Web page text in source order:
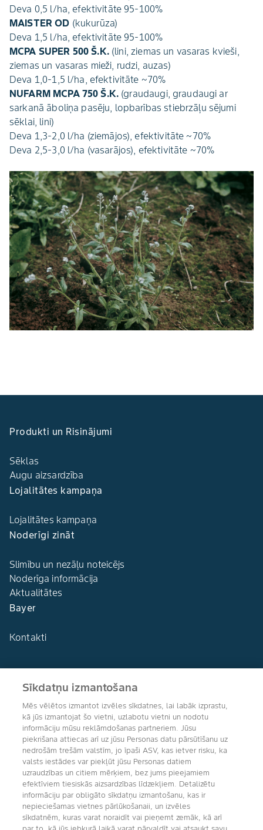
Deva 0,5 l/ha, efektivitāte 95-100%
MAISTER OD (kukurūza)
Deva 1,5 l/ha, efektivitāte 95-100%
MCPA SUPER 500 Š.K. (lini, ziemas un vasaras kvieši,
ziemas un vasaras mieži, rudzi, auzas)
Deva 1,0-1,5 l/ha, efektivitāte ~70%
NUFARM MCPA 750 Š.K. (graudaugi, graudaugi ar
sarkanā āboliņa pasēju, lopbarības stiebrzāļu sējumi
sēklai, lini)
Deva 1,3-2,0 l/ha (ziemājos), efektivitāte ~70%
Deva 2,5-3,0 l/ha (vasarājos), efektivitāte ~70%
Produkti un Risinājumi
Sēklas
Augu aizsardzība
Lojalitātes kampaņa
Lojalitātes kampaņa
Noderīgi zināt
Slimību un nezāļu noteicējs
Noderīga informācija
Aktualitātes
Bayer
Kontakti
Latvija
Sekojiet mums
Sīkdatņu izmantošana
Mēs vēlētos izmantot izvēles sīkdatnes, lai labāk izprastu,
kā jūs izmantojat šo vietni, uzlabotu vietni un nodotu
informāciju mūsu reklāmdošanas partneriem. Jūsu
piekrišana attiecas arī uz jūsu Personas datu pārsūtīšanu uz
nedrošām trešām valstīm, jo īpaši ASV, kas ietver risku, ka
valsts iestādes var piekļūt jūsu Personas datiem
uzraudzības un citiem mērķiem, bez jums pieejamiem
efektīviem tiesiskās aizsardzības līdzekļiem. Detalizētu
informāciju par obligāto sīkdatņu izmantošanu, kas ir
nepieciešamas vietnes pārlūkošanaii, un izvēles
sīkdatnēm, kuras varat noraidīt vai pieņemt zemāk, kā arī